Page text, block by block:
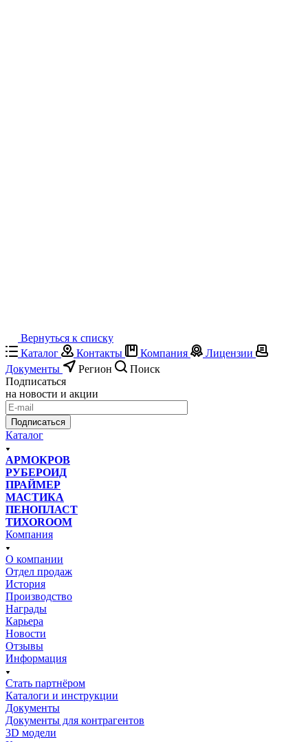
Вернуться к списку
Каталог
Контакты Компания
Лицензии
Документы
Регион
Поиск
Подписаться
на новости и акции
Подписаться
Каталог
АРМОКРОВ
РУБЕРОИД
ПРАЙМЕР
МАСТИКА
ПЕНОПЛАСТ
ТИХОROOM
Компания
О компании
Отдел продаж
История
Производство
Награды
Карьера
Новости
Отзывы
Информация
Стать партнёром
Каталоги и инструкции
Документы
Документы для контрагентов
3D модели